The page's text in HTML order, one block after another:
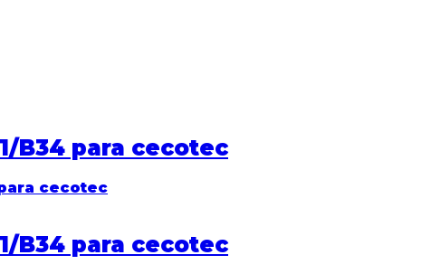
B34 para cecotec
B34 para cecotec